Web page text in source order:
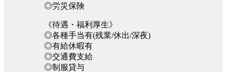
◎労災保険
《待遇・福利厚生》
◎各種手当有(残業/休出/深夜)
◎有給休暇有
◎交通費支給
◎制服貸与